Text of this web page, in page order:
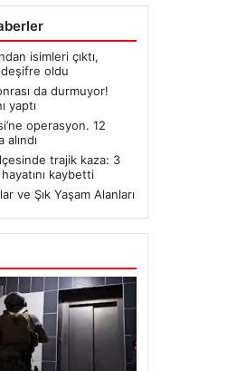
isimleri çıktı,
deşifre oldu
da durmuyor!
yaptı
operasyon. 12
trajik kaza: 3
kaybetti
ve Şık Yaşam Alanları